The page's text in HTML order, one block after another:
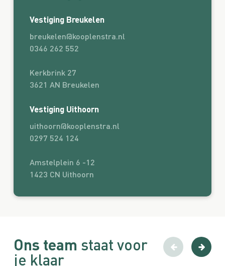
Vestiging Breukelen
breukelen@kooplenstra.nl
0346 262 552
Kerkbrink 27
3621 AN Breukelen
Vestiging Uithoorn
uithoorn@kooplenstra.nl
0297 524 124
Amstelplein 6 -12
1423 CN Uithoorn
Ons team staat voor
je klaar